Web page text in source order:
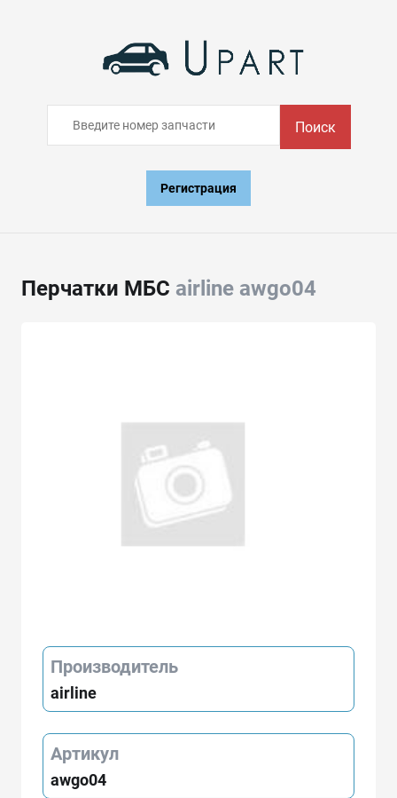
Поиск
Регистрация
Перчатки МБС airline awgo04
Производитель
airline
Артикул
awgo04